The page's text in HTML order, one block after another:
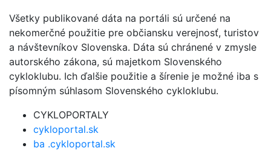
Všetky publikované dáta na portáli sú určené na
nekomerčné použitie pre občiansku verejnosť, turistov
a návštevníkov Slovenska. Dáta sú chránené v zmysle
autorského zákona, sú majetkom Slovenského
cykloklubu. Ich ďalšie použitie a šírenie je možné iba s
písomným súhlasom Slovenského cykloklubu.
CYKLOPORTALY
cykloportal.sk
ba .cykloportal.sk